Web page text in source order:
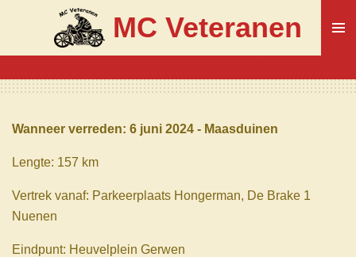
naar
de
MC Veteranen
Wanneer verreden: 6 juni 2024 - Maasduinen
Lengte: 157 km
Vertrek vanaf: Parkeerplaats Hongerman, De Brake 1
Nuenen
Eindpunt: Heuvelplein Gerwen